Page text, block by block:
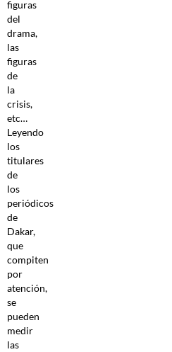
figuras
del
drama,
las
figuras
de
la
crisis,
etc…
Leyendo
los
titulares
de
los
periódicos
de
Dakar,
que
compiten
por
atención,
se
pueden
medir
las